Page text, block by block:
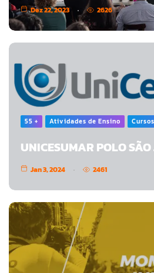
Dez 22, 2023 2626
55 + Atividades de Ensino
UNICESUMAR POLO SÃO
Jan 3, 2024 2461